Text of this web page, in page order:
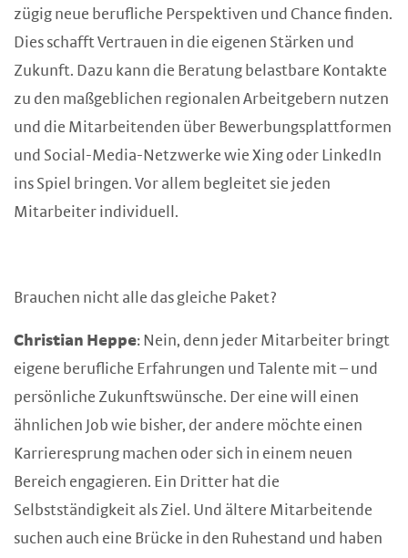
zügig neue berufliche Perspektiven und Chance finden.
Dies schafft Vertrauen in die eigenen Stärken und
Zukunft. Dazu kann die Beratung belastbare Kontakte
zu den maßgeblichen regionalen Arbeitgebern nutzen
und die Mitarbeitenden über Bewerbungsplattformen
und Social-Media-Netzwerke wie Xing oder LinkedIn
ins Spiel bringen. Vor allem begleitet sie jeden
Mitarbeiter individuell.
Brauchen nicht alle das gleiche Paket?
Christian Heppe: Nein, denn jeder Mitarbeiter bringt
eigene berufliche Erfahrungen und Talente mit – und
persönliche Zukunftswünsche. Der eine will einen
ähnlichen Job wie bisher, der andere möchte einen
Karrieresprung machen oder sich in einem neuen
Bereich engagieren. Ein Dritter hat die
Selbstständigkeit als Ziel. Und ältere Mitarbeitende
suchen auch eine Brücke in den Ruhestand und haben